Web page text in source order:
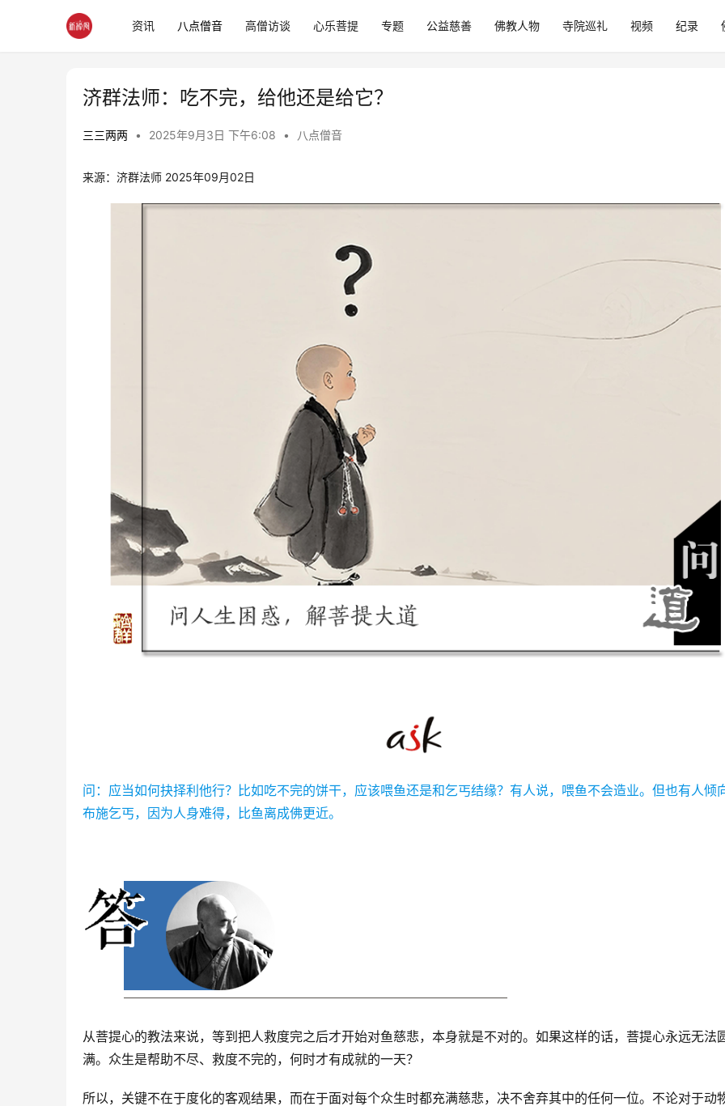
资讯 八点僧音 高僧访谈 心乐菩提 专题 公益慈善 佛教人物 寺院巡礼 视频 纪录
济群法师：吃不完，给他还是给它？
三三两两 • 2025年9月3日 下午6:08 • 八点僧音
来源：济群法师 2025年09月02日
问：应当如何抉择利他行？比如吃不完的饼干，应该喂鱼还是和乞丐结缘？有人说，喂鱼不会造业。但也有人倾
布施乞丐，因为人身难得，比鱼离成佛更近。
从菩提心的教法来说，等到把人救度完之后才开始对鱼慈悲，本身就是不对的。如果这样的话，菩提心永远无法
满。众生是帮助不尽、救度不完的，何时才有成就的一天？
所以，关键不在于度化的客观结果，而在于面对每个众生时都充满慈悲，决不舍弃其中的任何一位。不论对于动